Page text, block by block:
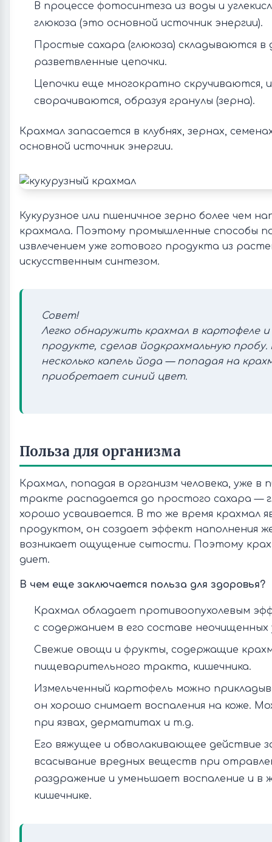
В процессе фотосинтеза из воды и
глюкоза (это основной источник энергии).
Простые сахара (глюкоза) складываются в
разветвленные цепочки.
Цепочки еще многократно скручиваются,
сворачиваются, образуя гранулы (зерна).
Крахмал запасается в клубнях, зернах,
основной источник энергии.
Кукурузное или пшеничное зерно более чем
крахмала. Поэтому промышленные способы
извлечением уже готового продукта из
искусственным синтезом.
Совет!
Легко обнаружить крахмал в картофеле
продукте, сделав йодкрахмальную
несколько капель йода — попадая на
приобретает синий цвет.
Польза для организма
Крахмал, попадая в организм человека, уже
тракте распадается до простого сахара —
хорошо усваивается. В то же время крахмал
продуктом, он создает эффект наполнения
возникает ощущение сытости. Поэтому
диет.
В чем еще заключается польза для здоровья?
Крахмал обладает противоопухолевым
с содержанием в его составе неочищенных
Свежие овощи и фрукты, содержащие
пищеварительного тракта, кишечника.
Измельченный картофель можно
он хорошо снимает воспаления на коже.
при язвах, дерматитах и т.д.
Его вяжущее и обволакивающее действие
всасывание вредных веществ при
раздражение и уменьшает воспаление и в
кишечнике.